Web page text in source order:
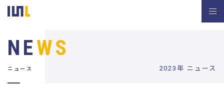
2023年 ニュース
NEWS
ニュース